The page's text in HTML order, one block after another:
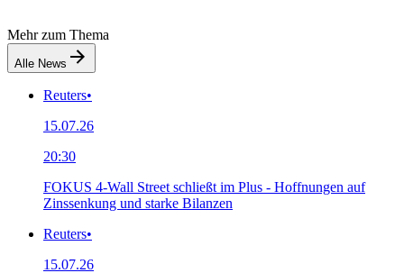
Mehr zum Thema
Alle News
Reuters•
15.07.26
20:30
FOKUS 4-Wall Street schließt im Plus - Hoffnungen auf
Zinssenkung und starke Bilanzen
Reuters•
15.07.26